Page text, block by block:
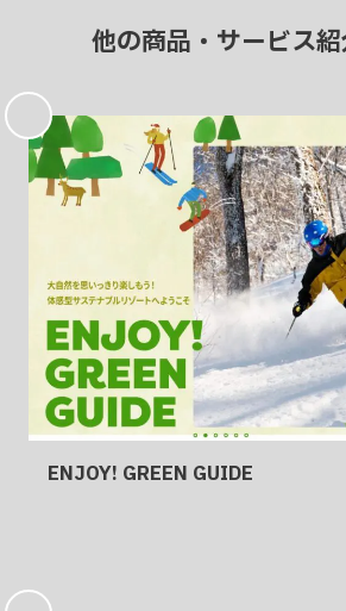
他の商品・サービス
ENJOY! GREEN GUIDE
気
入
り
気